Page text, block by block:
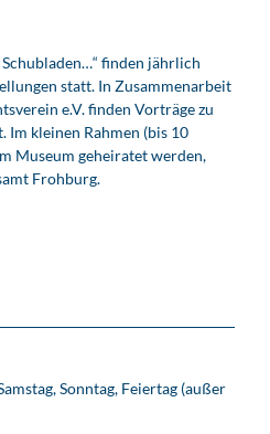
a
m
t
Schubladen…“ finden jährlich
statt. In Zusammenarbeit
e.V. finden Vorträge zu
Im kleinen Rahmen (bis 10
Museum geheiratet werden,
Frohburg.
Sonntag, Feiertag (außer